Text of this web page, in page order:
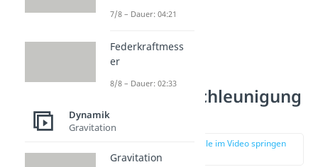
Winkelbeschleunigung
zur Stelle im Video springen
7/8 – Dauer: 04:21
Federkraftmess
er
8/8 – Dauer: 02:33
Dynamik
Gravitation
Gravitation